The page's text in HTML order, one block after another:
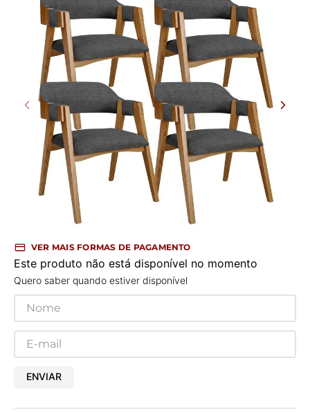
VER MAIS FORMAS DE PAGAMENTO
Este produto não está disponível no momento
Quero saber quando estiver disponível
ENVIAR